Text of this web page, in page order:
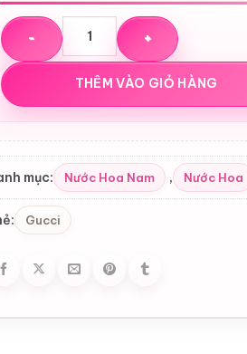
Nước hoa Gucci Guilty Pour Homme
THÊM VÀO GIỎ HÀNG
mục: Nước Hoa Nam , Nước Hoa
Gucci